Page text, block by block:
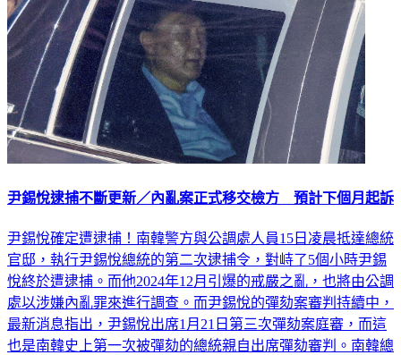
尹錫悅逮捕不斷更新／內亂案正式移交檢方 預計下個月起訴
尹錫悅確定遭逮捕！南韓警方與公調處人員15日凌晨抵達總統
官邸，執行尹錫悅總統的第二次逮捕令，對峙了5個小時尹錫
悅終於遭逮捕。而他2024年12月引爆的戒嚴之亂，也將由公調
處以涉嫌內亂罪來進行調查。而尹錫悅的彈劾案審判持續中，
最新消息指出，尹錫悅出席1月21日第三次彈劾案庭審，而這
也是南韓史上第一次被彈劾的總統親自出席彈劾審判。南韓總